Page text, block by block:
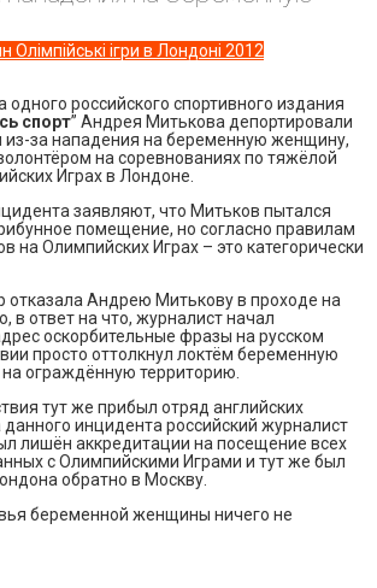
Олімпійські ігри в Лондоні 2012
одного российского спортивного издания
спорт” Андрея Митькова депортировали
из-за нападения на беременную женщину,
на соревнованиях по тяжёлой
Играх в Лондоне.
заявляют, что Митьков пытался
помещение, но согласно правилам
на Олимпийских Играх – это категорически
Андрею Митькову в проходе на
в ответ на что, журналист начал
оскорбительные фразы на русском
просто оттолкнул локтём беременную
ограждённую территорию.
тут же прибыл отряд английских
данного инцидента российский журналист
лишён аккредитации на посещение всех
с Олимпийскими Играми и тут же был
обратно в Москву.
беременной женщины ничего не